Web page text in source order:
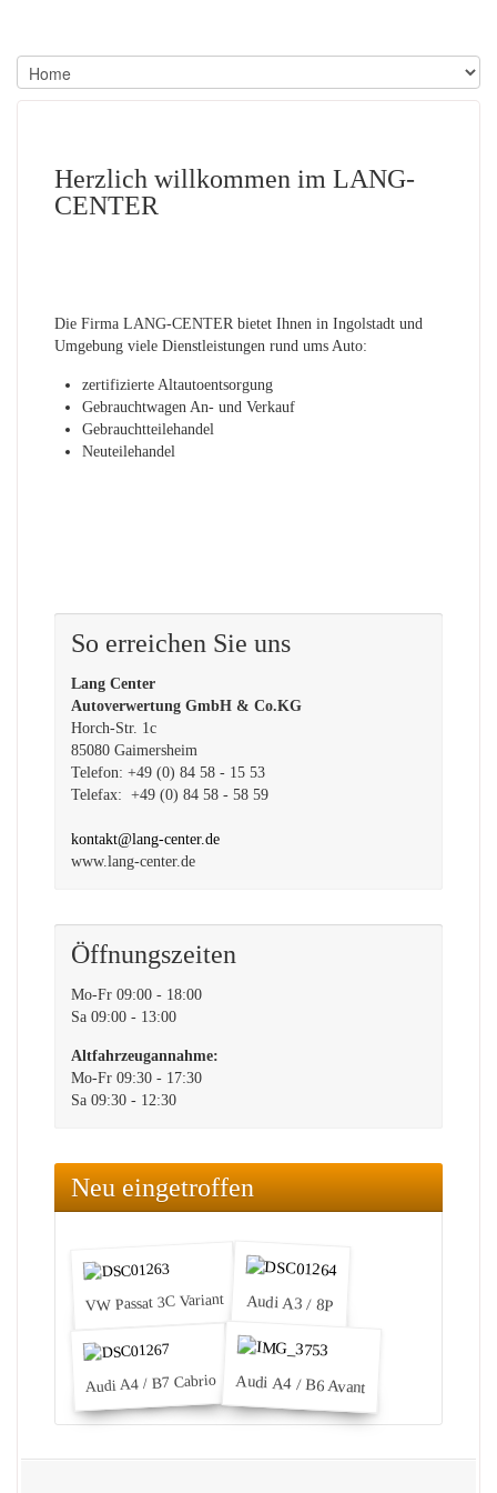
Herzlich willkommen im LANG-
CENTER
Die Firma LANG-CENTER bietet Ihnen in Ingolstadt und
Umgebung viele Dienstleistungen rund ums Auto:
zertifizierte Altautoentsorgung
Gebrauchtwagen An- und Verkauf
Gebrauchtteilehandel
Neuteilehandel
So erreichen Sie uns
Lang Center
Autoverwertung GmbH & Co.KG
Horch-Str. 1c
85080 Gaimersheim
Telefon: +49 (0) 84 58 - 15 53
Telefax: +49 (0) 84 58 - 58 59
kontakt@lang-center.de
www.lang-center.de
Öffnungszeiten
Mo-Fr 09:00 - 18:00
Sa 09:00 - 13:00
Altfahrzeugannahme:
Mo-Fr 09:30 - 17:30
Sa 09:30 - 12:30
Neu eingetroffen
VW Passat 3C Variant Audi A3 / 8P
Audi A4 / B7 Cabrio Audi A4 / B6 Avant